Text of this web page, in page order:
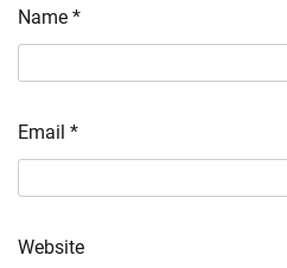
Name *
Email *
Website